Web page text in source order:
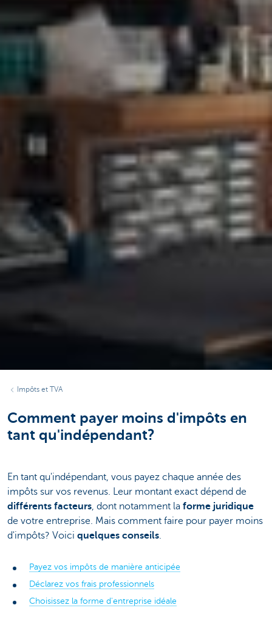
Impôts et TVA
Comment payer moins d'impôts en
tant qu'indépendant?
En tant qu'indépendant, vous payez chaque année des
impôts sur vos revenus. Leur montant exact dépend de
différents facteurs, dont notamment la forme juridique
de votre entreprise. Mais comment faire pour payer moins
d'impôts? Voici quelques conseils.
Payez vos impôts de manière anticipée
Déclarez vos frais professionnels
Choisissez la forme d'entreprise idéale